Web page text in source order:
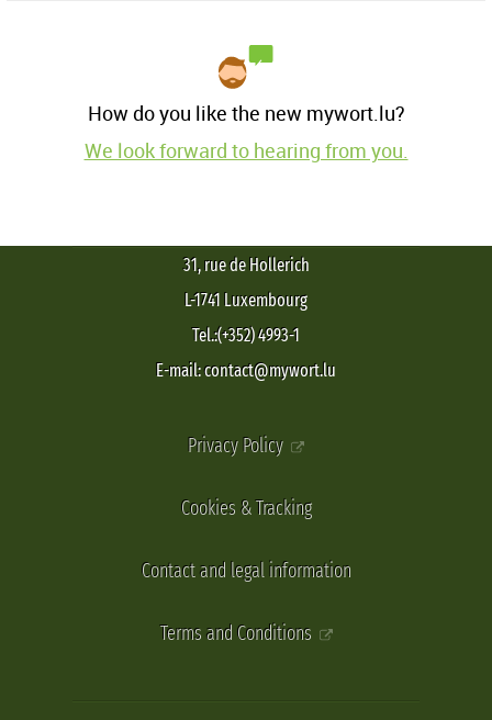
How do you like the new mywort.lu?
We look forward to hearing from you.
31, rue de Hollerich
L-1741 Luxembourg
Tel.:(+352) 4993-1
E-mail: contact@mywort.lu
Privacy Policy
Cookies & Tracking
Contact and legal information
Terms and Conditions